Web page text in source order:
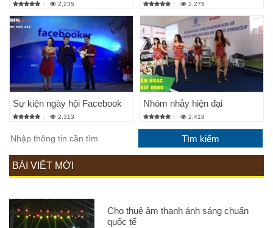
2,235 2,275
Sự kiện ngày hội Facebook
2,313
Nhóm nhảy hiện đại
2,418
BÀI VIẾT MỚI
Cho thuê âm thanh ánh sáng chuẩn
quốc tế